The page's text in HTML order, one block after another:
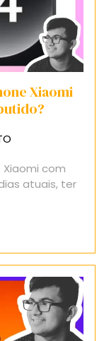
Xiaomi
Xiaomi com
atuais, ter